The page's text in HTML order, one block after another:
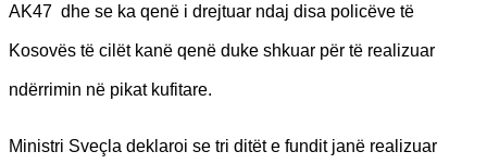
AK47 dhe se ka qenë i drejtuar ndaj disa policëve të
Kosovës të cilët kanë qenë duke shkuar për të realizuar
ndërrimin në pikat kufitare.
Ministri Sveçla deklaroi se tri ditët e fundit janë realizuar